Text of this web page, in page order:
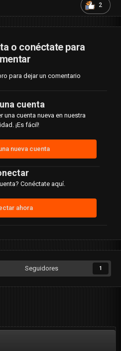
2
o conéctate para
para dejar un comentario
cuenta
una cuenta nueva en nuestra
¡Es fácil!
nueva cuenta
Conéctate aquí.
ahora
Seguidores 1